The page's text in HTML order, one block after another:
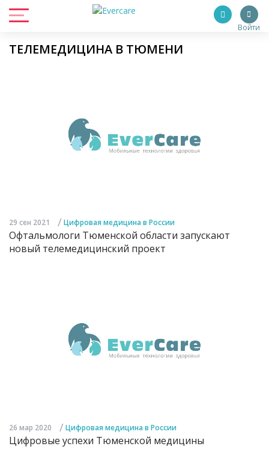
Войти
ТЕЛЕМЕДИЦИНА В ТЮМЕНИ
29 сен 2021 / Цифровая медицина в России
Офтальмологи Тюменской области запускают
новый телемедицинский проект
26 мар 2020 / Цифровая медицина в России
Цифровые успехи Тюменской медицины